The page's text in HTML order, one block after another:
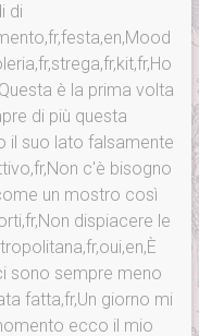
di
è la prima volta
di più questa
il suo lato falsamente
c'è bisogno
un mostro così
dispiacere le
sono sempre meno
fatta,fr,Un giorno mi
ecco il mio